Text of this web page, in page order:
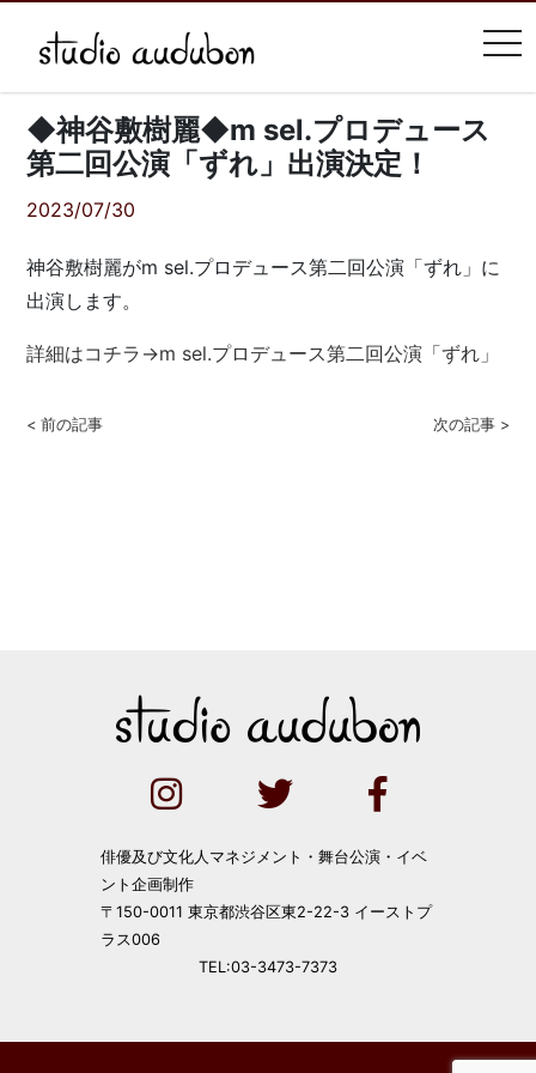
◆神谷敷樹麗◆m sel.プロデュース
第二回公演「ずれ」出演決定！
2023/07/30
神谷敷樹麗がm sel.プロデュース第二回公演「ずれ」に
出演します。
詳細はコチラ→m sel.プロデュース第二回公演「ずれ」
< 前の記事 次の記事 >
俳優及び文化人マネジメント・舞台公演・イベ
ント企画制作
〒150-0011 東京都渋谷区東2-22-3 イーストプ
ラス006
TEL:03-3473-7373